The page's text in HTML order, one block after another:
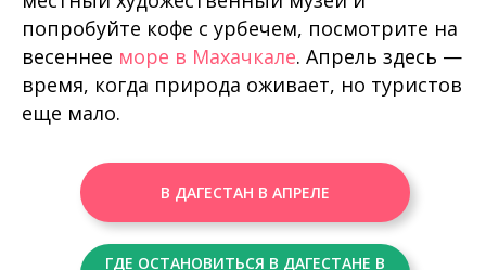
попробуйте кофе с урбечем, посмотрите на
весеннее море в Махачкале. Апрель здесь —
время, когда природа оживает, но туристов
еще мало.
В ДАГЕСТАН В АПРЕЛЕ
ГДЕ ОСТАНОВИТЬСЯ В ДАГЕСТАНЕ В